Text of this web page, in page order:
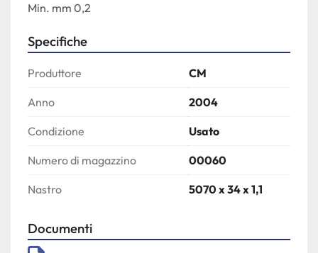
Min. mm 0,2
Specifiche
Produttore CM
Anno 2004
Condizione Usato
Numero di magazzino 00060
Nastro 5070 x 34 x 1,1
Documenti